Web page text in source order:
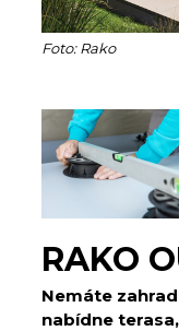
Foto: Rako
RAKO
Nemáte
nabídne